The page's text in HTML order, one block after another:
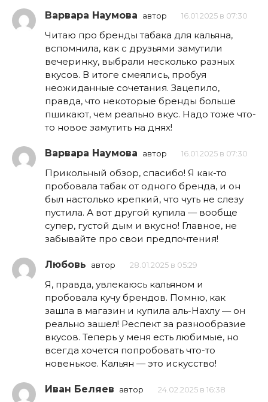
Варвара Наумова автор 16.01.2025 в 07:30
Читаю про бренды табака для кальяна,
вспомнила, как с друзьями замутили
вечеринку, выбрали несколько разных
вкусов. В итоге смеялись, пробуя
неожиданные сочетания. Зацепило,
правда, что некоторые бренды больше
пшикают, чем реально вкус. Надо тоже что-
то новое замутить на днях!
Варвара Наумова автор 16.01.2025 в 07:30
Прикольный обзор, спасибо! Я как-то
пробовала табак от одного бренда, и он
был настолько крепкий, что чуть не слезу
пустила. А вот другой купила — вообще
супер, густой дым и вкусно! Главное, не
забывайте про свои предпочтения!
Любовь автор 28.01.2025 в 05:29
Я, правда, увлекаюсь кальяном и
пробовала кучу брендов. Помню, как
зашла в магазин и купила аль-Нахлу — он
реально зашел! Респект за разнообразие
вкусов. Теперь у меня есть любимые, но
всегда хочется попробовать что-то
новенькое. Кальян — это искусство!
Иван Беляев автор 24.02.2025 в 16:38